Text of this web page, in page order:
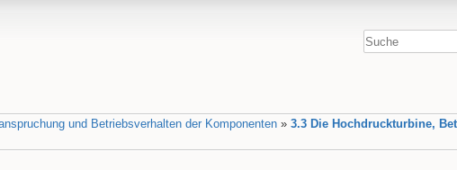
und Betriebsverhalten der Komponenten» 3.3 Die Hochdruckturbine,